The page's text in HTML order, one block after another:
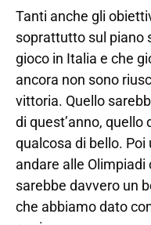
Tanti anche gli
soprattutto sul piano
gioco in Italia e che
ancora non sono
vittoria. Quello
di quest’anno, quello
qualcosa di bello. Poi
andare alle Olimpiadi
sarebbe davvero un
che abbiamo dato